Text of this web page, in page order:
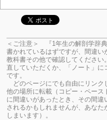
＜ご注意＞ 『1年生の解剖学辞
書かれているはずですが、間違
教科書その他で確認してください。
直していただくか、「ノート」
です。
どのページにでも自由にリンク
他の場所に転載（コピー・ペー
に間違いがあったとき、その間
されるかもしれませんが、あな
しまいます）。